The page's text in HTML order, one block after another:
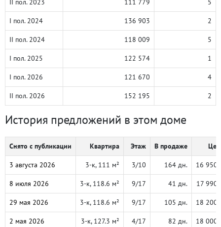
II пол. 2023 111 779 5
I пол. 2024 136 903 2
II пол. 2024 118 009 5
I пол. 2025 122 574 1
I пол. 2026 121 670 4
II пол. 2026 152 195 2
История предложений в этом доме
Снято с публикации Квартира Этаж В продаже
3 августа 2026 3-к, 111 м² 3/10 164 дн. 16 950
8 июля 2026 3-к, 118.6 м² 9/17 41 дн. 17 990
29 мая 2026 3-к, 118.6 м² 9/17 105 дн. 18 200
2 мая 2026 3-к, 127.3 м² 4/17 82 дн. 18 000